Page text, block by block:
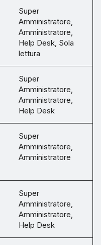
Super
Amministratore,
Amministratore,
Help Desk, Sola
lettura
Super
Amministratore,
Amministratore,
Help Desk
Super
Amministratore,
Amministratore
Super
Amministratore,
Amministratore,
Help Desk